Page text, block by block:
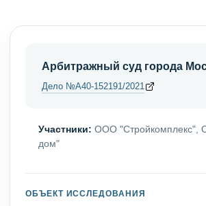
Арбитражный суд города
Дело №А40-152191/2021
Участники: ООО "Стройкомплекс",
дом"
ОБЪЕКТ ИССЛЕДОВАНИЯ